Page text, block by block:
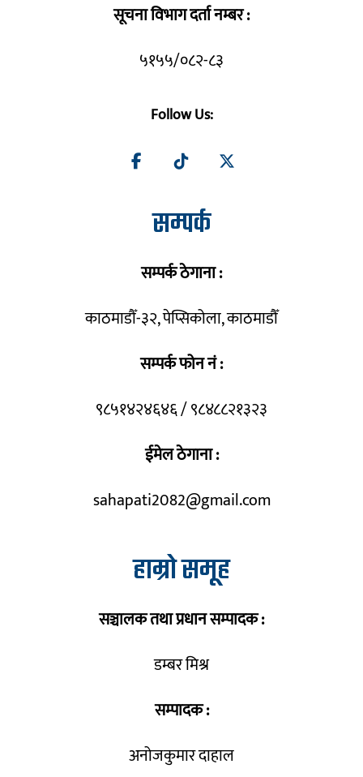
सूचना विभाग दर्ता नम्बर :
५१५५/०८२-८३
Follow Us:
सम्पर्क
सम्पर्क ठेगाना :
काठमाडौँ-३२, पेप्सिकोला, काठमाडौँ
सम्पर्क फोन नं :
९८५१४२४६४६ / ९८४८८२१३२३
ईमेल ठेगाना :
sahapati2082@gmail.com
हाम्रो समूह
सञ्चालक तथा प्रधान सम्पादक :
डम्बर मिश्र
सम्पादक :
अनोजकुमार दाहाल